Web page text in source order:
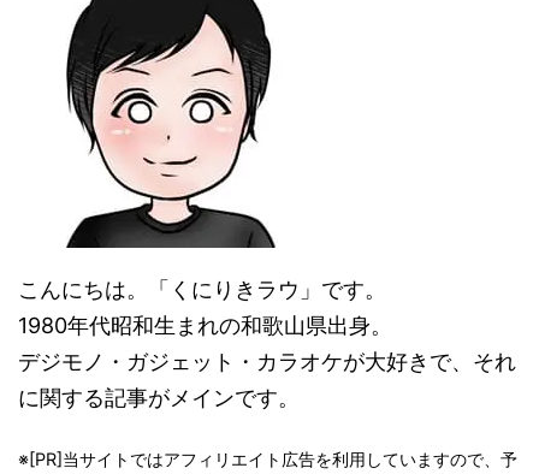
こんにちは。「くにりきラウ」です。
1980年代昭和生まれの和歌山県出身。
デジモノ・ガジェット・カラオケが大好きで、それ
に関する記事がメインです。
※[PR]当サイトではアフィリエイト広告を利用していますので、予